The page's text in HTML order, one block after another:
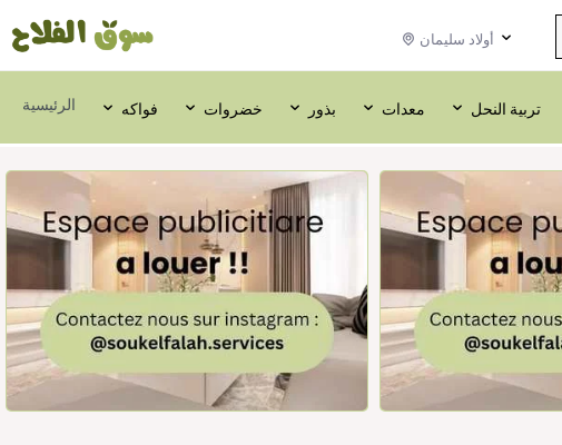
أولاد سليمان
الرئيسية فواكه خضروات بذور معدات تربية النحل